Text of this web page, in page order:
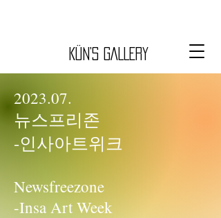
KÜN’S GALLERY
2023.07.
뉴스프리존
-인사아트위크
Newsfreezone
-Insa Art Week